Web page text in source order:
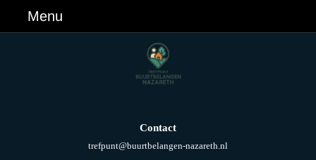
Menu
Contact
trefpunt@buurtbelangen-nazareth.nl